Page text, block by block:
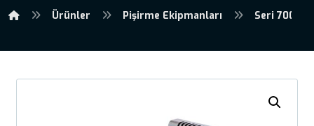
Ürünler Pişirme Ekipmanları Seri 700